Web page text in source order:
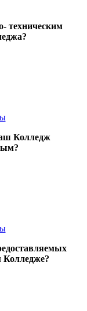
техническим
Колледж
Колледже?